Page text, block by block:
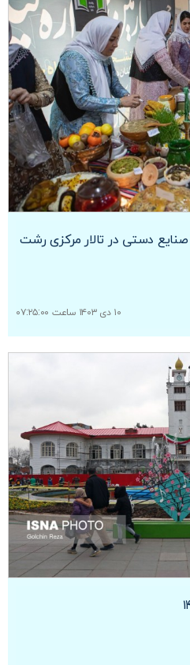
صنایع دستی در تالار مرکزی رشت
۱۰ دی ۱۴۰۳ ساعت ۰۷:۲۵:۰۰